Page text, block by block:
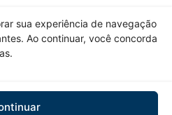
sua experiência de navegação
Ao continuar, você concorda
NOS